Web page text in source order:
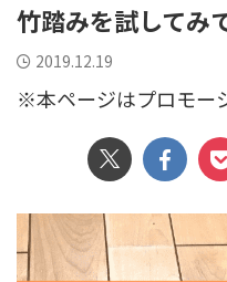
竹踏みを試してみ
2019.12.19
※本ページはプロモー